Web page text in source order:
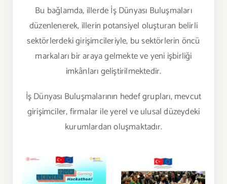
Bu bağlamda, illerde İş Dünyası Buluşmaları
düzenlenerek, illerin potansiyel oluşturan belirli
sektörlerdeki girişimcileriyle, bu sektörlerin öncü
markaları bir araya gelmekte ve yeni işbirliği
imkânları geliştirilmektedir.
İş Dünyası Buluşmalarının hedef grupları, mevcut
girişimciler, firmalar ile yerel ve ulusal düzeydeki
kurumlardan oluşmaktadır.